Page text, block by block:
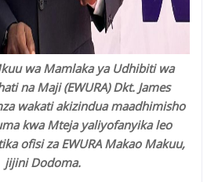
wa Mamlaka ya Udhibiti wa
na Maji (EWURA) Dkt. James
wakati akizindua maadhimisho
kwa Mteja yaliyofanyika leo
ofisi za EWURA Makao Makuu,
jijini Dodoma.